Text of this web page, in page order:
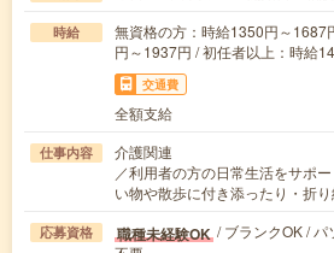
時給
無資格の方：時給1350円～1687
円～1937円 / 初任者以上：時給
交通費
全額支給
仕事内容
介護関連
／利用者の方の日常生活をサポ
い物や散歩に付き添ったり・折
応募資格 職種未経験OK / ブランクOK /